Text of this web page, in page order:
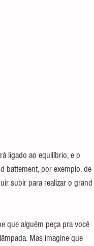
ligado ao equilíbrio, e o
battement, por exemplo, de
subir para realizar o grand
que alguém peça pra você
Mas imagine que